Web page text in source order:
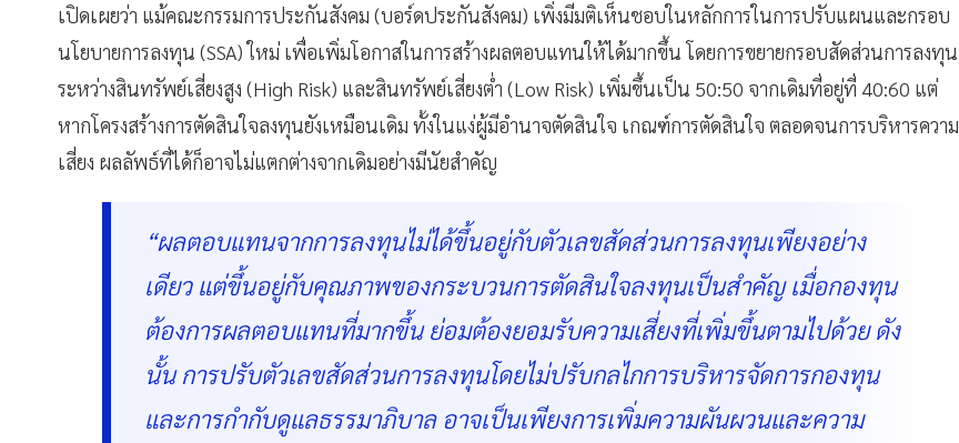
เปิดเผยว่า แม้คณะกรรมการประกันสังคม (บอร์ดประกันสังคม) เพิ่งมีมติเห็นชอบในหลักการในการปรับแผนและกรอบ
นโยบายการลงทุน (SSA) ใหม่ เพื่อเพิ่มโอกาสในการสร้างผลตอบแทนให้ได้มากขึ้น โดยการขยายกรอบสัดส่วนการลงทุน
ระหว่างสินทรัพย์เสี่ยงสูง (High Risk) และสินทรัพย์เสี่ยงต่ำ (Low Risk) เพิ่มขึ้นเป็น 50:50 จากเดิมที่อยู่ที่ 40:60 แต่
หากโครงสร้างการตัดสินใจลงทุนยังเหมือนเดิม ทั้งในแง่ผู้มีอำนาจตัดสินใจ เกณฑ์การตัดสินใจ ตลอดจนการบริหารความ
เสี่ยง ผลลัพธ์ที่ได้ก็อาจไม่แตกต่างจากเดิมอย่างมีนัยสำคัญ
“ผลตอบแทนจากการลงทุนไม่ได้ขึ้นอยู่กับตัวเลขสัดส่วนการลงทุนเพียงอย่าง
เดียว แต่ขึ้นอยู่กับคุณภาพของกระบวนการตัดสินใจลงทุนเป็นสำคัญ เมื่อกองทุน
ต้องการผลตอบแทนที่มากขึ้น ย่อมต้องยอมรับความเสี่ยงที่เพิ่มขึ้นตามไปด้วย ดัง
นั้น การปรับตัวเลขสัดส่วนการลงทุนโดยไม่ปรับกลไกการบริหารจัดการกองทุน
และการกำกับดูแลธรรมาภิบาล อาจเป็นเพียงการเพิ่มความผันผวนและความ